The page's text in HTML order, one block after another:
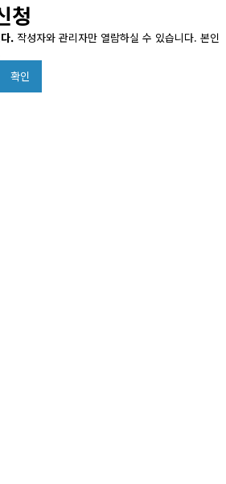
청
. 작성자와 관리자만 열람하실 수 있습니다. 본인